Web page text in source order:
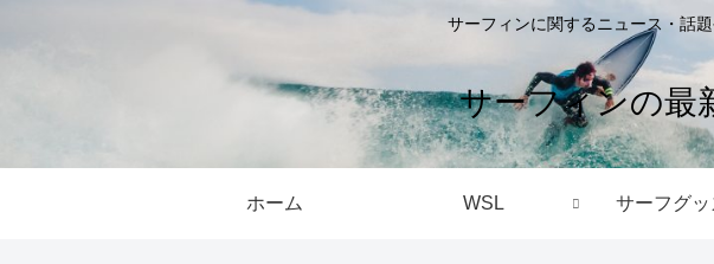
サーフィンに関するニュース・話
サーフィンの最
ホーム WSL サーフグッ